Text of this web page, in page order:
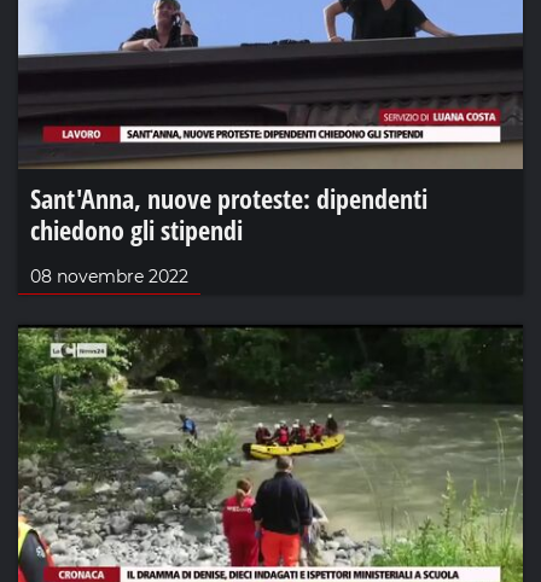
Sant'Anna, nuove proteste: dipendenti
chiedono gli stipendi
08 novembre 2022